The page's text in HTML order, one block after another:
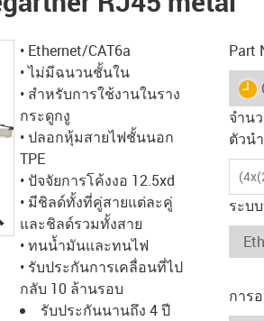
igus-icon-lupe
• Ethernet/CAT6a
• ไม่มีฉนวนชั้นใน
• สำหรับการใช้งานในราง
กระดูกงู
• ปลอกหุ้มสายไฟชั้นนอก
TPE
• ปัจจัยการโค้งงอ 12.5xd
• มีชิลด์ทั้งที่คู่สายแต่ละคู่
และชิลด์รวมทั้งสาย
• ทนน้ำมันและทนไฟ
• รับประกันการเคลื่อนที่ไป
กลับ 10 ล้านรอบ
รับประกันนานถึง 4 ปี
Part
จำน
ตัวน
ระบ
การ